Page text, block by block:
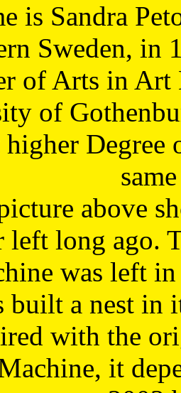
is Sandra
Sweden, in
of Arts in Art
of
Degree
above
left long ago.
was left
built a nest in
with the
it